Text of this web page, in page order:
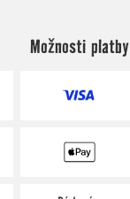
Možnosti platby